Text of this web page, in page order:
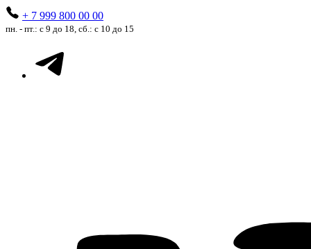
+ 7 999 800 00 00
пн. - пт.: с 9 до 18, сб.: с 10 до 15